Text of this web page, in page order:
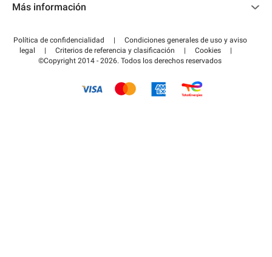
Acceder a mi área de colaborador
Pagar el aparcamiento FLOW
Más información
Guía de estacionamiento
Política de confidencialidad |
Condiciones generales de uso y aviso
legal
| Criterios de referencia y clasificación | Cookies
|
©Copyright 2014 - 2026. Todos los derechos reservados